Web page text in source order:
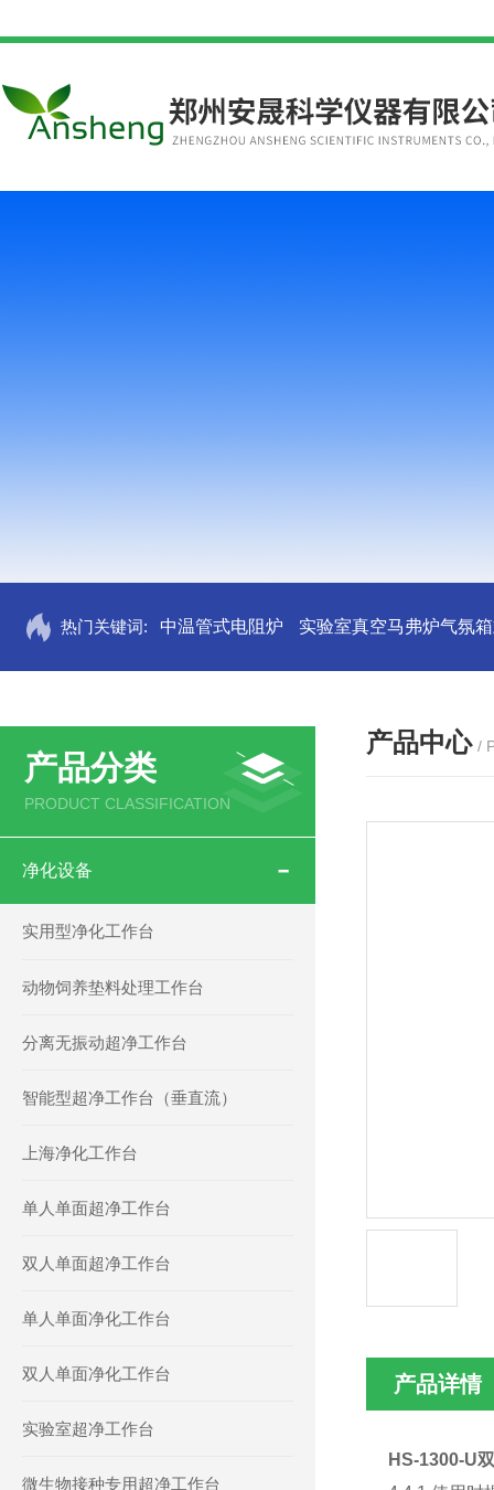
热门关键词: 中温管式电阻炉 实验室真空马弗炉气氛
产品分类
PRODUCT CLASSIFICATION
净化设备
实用型净化工作台
动物饲养垫料处理工作台
分离无振动超净工作台
智能型超净工作台（垂直流）
上海净化工作台
单人单面超净工作台
双人单面超净工作台
单人单面净化工作台
双人单面净化工作台
实验室超净工作台
微生物接种专用超净工作台
产品中心 /
产品详情
HS-1300-U